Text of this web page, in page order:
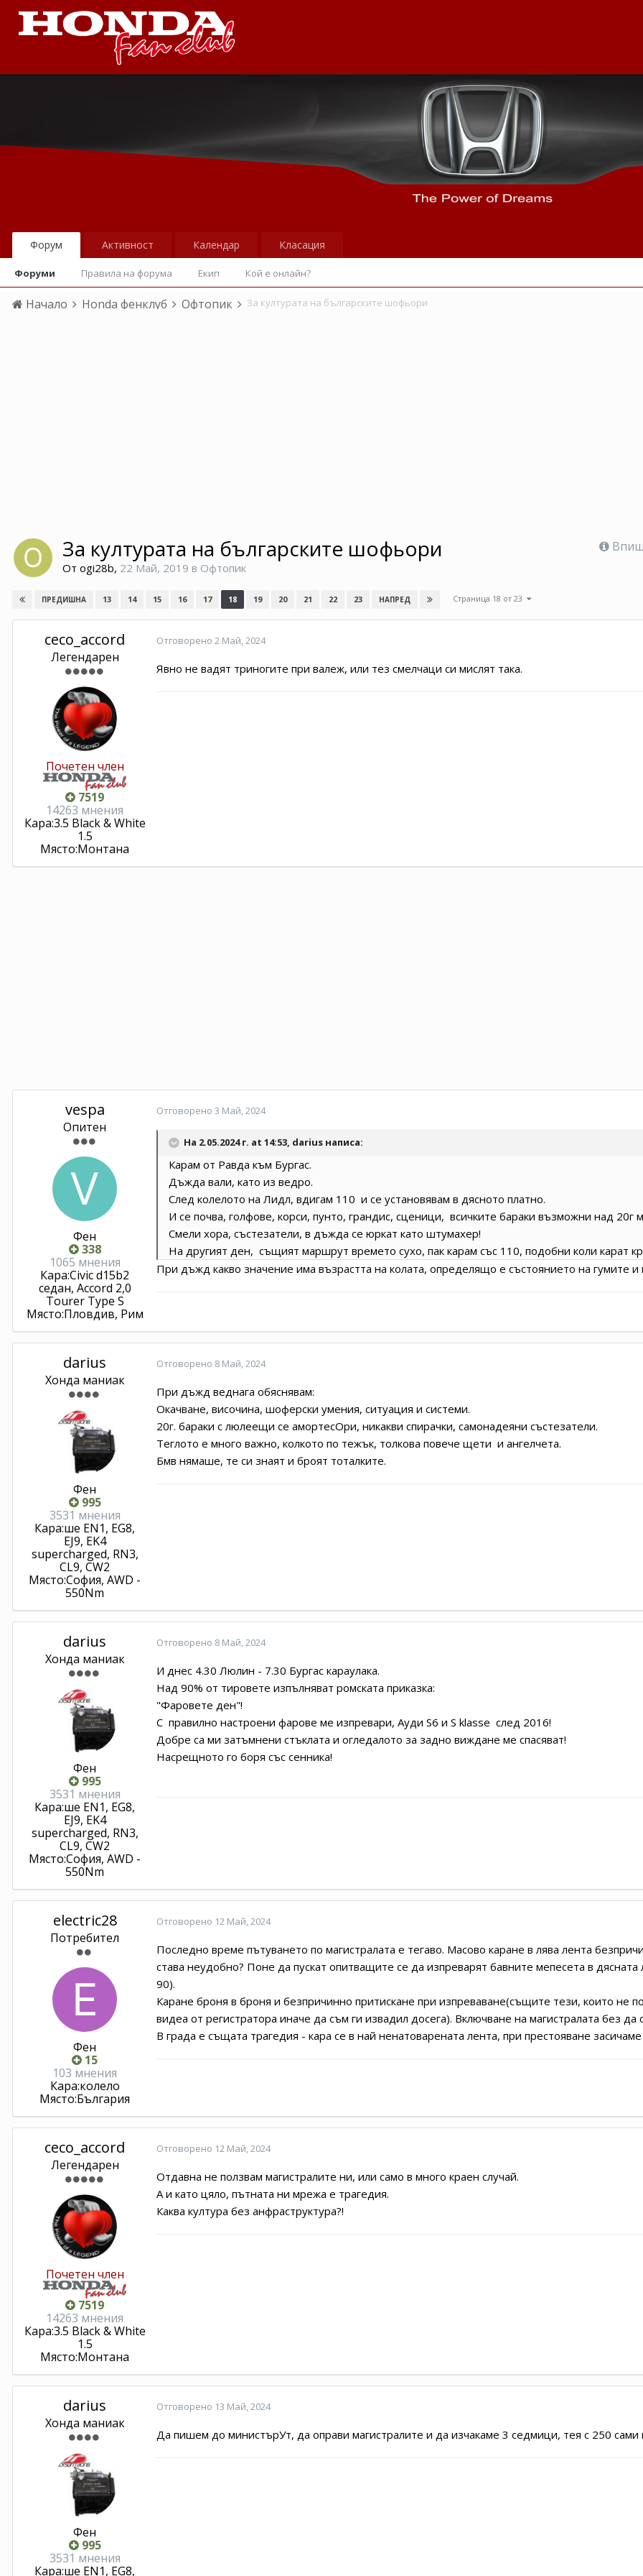
Форум
Форуми Правила на форума Екип Кой е онлайн?
Активност Календар Класация
Начало Honda фенклуб Офтопик За културата на българските шофьори
За културата на българските шофьори
От ogi28b, 22 Май, 2019 в Офтопик
ПРЕДИШНА 13 14 15 16 17 18 19 20 21 22 23 НАПРЕД Страница 18 от 23
ceco_accord
Легендарен
Почетен член
7519
14263 мнения
Кара:3.5 Black & White
1.5
Място:Монтана
Отговорено 2 Май, 2024
Явно не вадят триногите при валеж, или тез смелчаци си мислят така.
vespa
Опитен
Фен
338
1065 мнения
Кара:Civic d15b2
седан, Accord 2,0
Tourer Type S
Място:Пловдив, Рим
Отговорено 3 Май, 2024
На 2.05.2024 г. at 14:53, darius написа:
Карам от Равда към Бургас.
Дъжда вали, като из ведро.
След колелото на Лидл, вдигам 110 и се установявам в дясното платно.
И се почва, голфове, корси, пунто, грандис, сценици, всичките бараки възможни над 20г
Смели хора, състезатели, в дъжда се юркат като штумахер!
На другият ден, същият маршрут времето сухо, пак карам със 110, подобни коли карат
При дъжд какво значение има възрастта на колата, определящо е състоянието на гумите и
darius
Хонда маниак
Фен
995
3531 мнения
Кара:ше EN1, EG8,
EJ9, EK4
supercharged, RN3,
CL9, CW2
Място:София, AWD -
550Nm
Отговорено 8 Май, 2024
При дъжд веднага обяснявам:
Окачване, височина, шоферски умения, ситуация и системи.
20г. бараки с люлеещи се амортесОри, никакви спирачки, самонадеяни състезатели.
Теглото е много важно, колкото по тежък, толкова повече щети и ангелчета.
Бмв нямаше, те си знаят и броят тоталките.
darius
Хонда маниак
Фен
995
3531 мнения
Кара:ше EN1, EG8,
EJ9, EK4
supercharged, RN3,
CL9, CW2
Място:София, AWD -
550Nm
Отговорено 8 Май, 2024
И днес 4.30 Люлин - 7.30 Бургас караулака.
Над 90% от тировете изпълняват ромската приказка:
"Фаровете ден"!
С правилно настроени фарове ме изпревари, Ауди S6 и S klasse след 2016!
Добре са ми затъмнени стъклата и огледалото за задно виждане ме спасяват!
Насрещното го боря със сенника!
electric28
Потребител
Фен
15
103 мнения
Кара:колело
Място:България
Отговорено 12 Май, 2024
Последно време пътуването по магистралата е тегаво. Масово каране в лява лента
става неудобно? Поне да пускат опитващите се да изпреварят бавните мепесета в
90).
Каране броня в броня и безпричинно притискане при изпреваване(същите тези, които не
видеа от регистратора иначе да съм ги извадил досега). Включване на магистралата без да
В града е същата трагедия - кара се в най ненатоварената лента, при престояване
ceco_accord
Легендарен
Почетен член
7519
14263 мнения
Кара:3.5 Black & White
1.5
Място:Монтана
Отговорено 12 Май, 2024
Отдавна не ползвам магистралите ни, или само в много краен случай.
А и като цяло, пътната ни мрежа е трагедия.
Каква култура без анфраструктура?!
darius
Хонда маниак
Фен
995
3531 мнения
Кара:ше EN1, EG8,
Отговорено 13 Май, 2024
Да пишем до министърУт, да оправи магистралите и да изчакаме 3 седмици, тея с 250